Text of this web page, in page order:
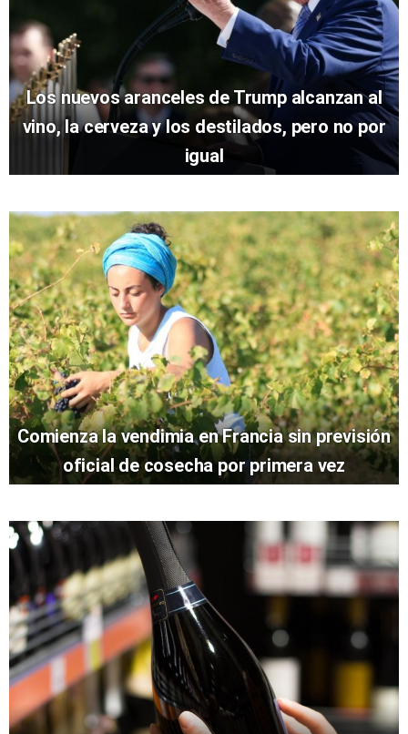
Los nuevos aranceles de Trump alcanzan al
vino, la cerveza y los destilados, pero no por
igual
Comienza la vendimia en Francia sin previsión
oficial de cosecha por primera vez